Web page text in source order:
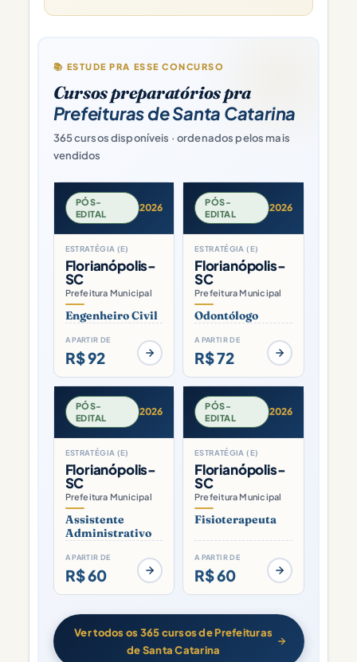
📚 ESTUDE PRA ESSE CONCURSO
Cursos preparatórios pra
Prefeituras de Santa Catarina
365 cursos disponíveis · ordenados pelos mais
vendidos
PÓS-
EDITAL
2026
ESTRATÉGIA (E)
Florianópolis-
SC
Prefeitura Municipal
Engenheiro Civil
A PARTIR DE
R$ 92
PÓS-
EDITAL
2026
ESTRATÉGIA (E)
Florianópolis-
SC
Prefeitura Municipal
Odontólogo
A PARTIR DE
R$ 72
PÓS-
EDITAL
2026
ESTRATÉGIA (E)
Florianópolis-
SC
Prefeitura Municipal
Assistente
Administrativo
A PARTIR DE
R$ 60
PÓS-
EDITAL
2026
ESTRATÉGIA (E)
Florianópolis-
SC
Prefeitura Municipal
Fisioterapeuta
A PARTIR DE
R$ 60
Ver todos os 365 cursos de Prefeituras
de Santa Catarina